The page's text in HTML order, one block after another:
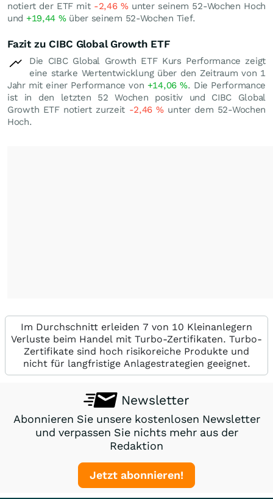
notiert der ETF mit -2,46 %unter seinem 52-Wochen Hoch
und +19,44 %über seinem 52-Wochen Tief.
Fazit zu CIBC Global Growth ETF
Die CIBC Global Growth ETF Kurs Performance zeigt
eine starke Wertentwicklung über den Zeitraum von 1
Jahr mit einer Performance von +14,06%. Die Performance
ist in den letzten 52 Wochen positiv und CIBC Global
Growth ETF notiert zurzeit -2,46% unter dem 52-Wochen
Hoch.
Im Durchschnitt erleiden 7 von 10 Kleinanlegern
Verluste beim Handel mit Turbo-Zertifikaten. Turbo-
Zertifikate sind hoch risikoreiche Produkte und
nicht für langfristige Anlagestrategien geeignet.
Newsletter
Abonnieren Sie unsere kostenlosen Newsletter
und verpassen Sie nichts mehr aus der
Redaktion
Jetzt abonnieren!